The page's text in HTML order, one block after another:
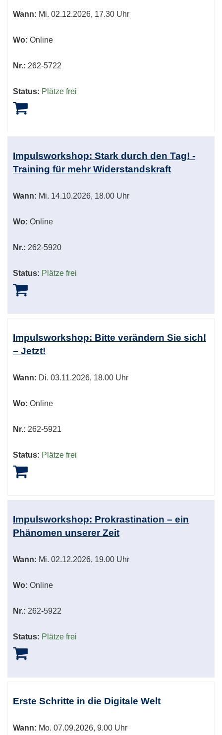
Wann: Mi. 02.12.2026, 17.30 Uhr
Wo: Online
Nr.: 262-5722
Status: Plätze frei
Impulsworkshop: Stark durch den Tag! -
Training für mehr Widerstandskraft
Wann: Mi. 14.10.2026, 18.00 Uhr
Wo: Online
Nr.: 262-5920
Status: Plätze frei
Impulsworkshop: Bitte verändern Sie sich!
– Jetzt!
Wann: Di. 03.11.2026, 18.00 Uhr
Wo: Online
Nr.: 262-5921
Status: Plätze frei
Impulsworkshop: Prokrastination – ein
Phänomen unserer Zeit
Wann: Mi. 02.12.2026, 19.00 Uhr
Wo: Online
Nr.: 262-5922
Status: Plätze frei
Erste Schritte in die Digitale Welt
Wann: Mo. 07.09.2026, 9.00 Uhr